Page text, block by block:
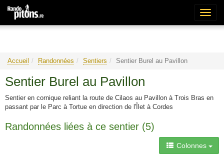
Accueil Randonnées Sentiers Sentier Burel au Pavillon
Sentier Burel au Pavillon
Sentier en cornique reliant la route de Cilaos au Pavillon à Trois Bras en
passant par le Parc à Tortue en direction de l'Îlet à Cordes
Randonnées liées à ce sentier (5)
Colonnes